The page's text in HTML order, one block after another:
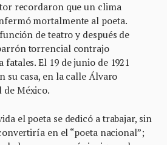
recordaron que un clima
mortalmente al poeta.
de teatro y después de
torrencial contrajo
El 19 de junio de 1921
su casa, en la calle Álvaro
de México.
el poeta se dedicó a trabajar, sin
en el “poeta nacional”;